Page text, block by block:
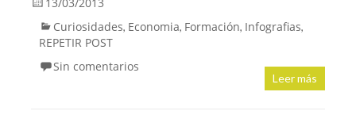
Curiosidades, Economia, Formación, Infografias,
REPETIR POST
Sin comentarios
Leer más